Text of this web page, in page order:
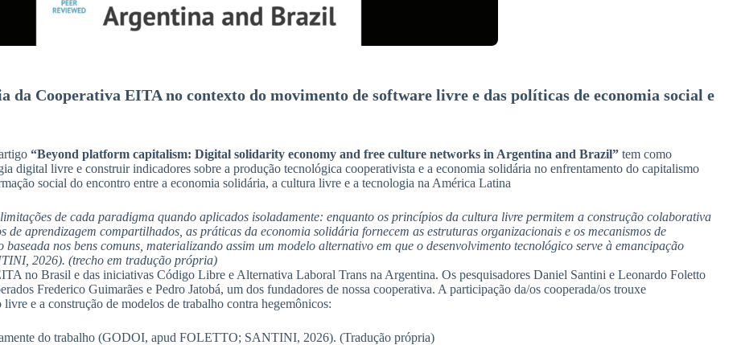
Cooperativa EITA no contexto do movimento de software livre e das políticas de economia social e
“Beyond platform capitalism: Digital solidarity economy and free culture networks in Argentina and Brazil” tem como
digital livre e construir indicadores sobre a produção tecnológica cooperativista e a economia solidária no enfrentamento do capitalismo
social do encontro entre a economia solidária, a cultura livre e a tecnologia na América Latina
de cada paradigma quando aplicados isoladamente: enquanto os princípios da cultura livre permitem a construção colaborativa
de aprendizagem compartilhados, as práticas da economia solidária fornecem as estruturas organizacionais e os mecanismos de
nos bens comuns, materializando assim um modelo alternativo em que o desenvolvimento tecnológico serve à emancipação
2026). (trecho em tradução própria)
no Brasil e das iniciativas Código Libre e Alternativa Laboral Trans na Argentina. Os pesquisadores Daniel Santini e Leonardo Foletto
Frederico Guimarães e Pedro Jatobá, um dos fundadores de nossa cooperativa. A participação da/os cooperada/os trouxe
e a construção de modelos de trabalho contra hegemônicos:
do trabalho (GODOI, apud FOLETTO; SANTINI, 2026). (Tradução própria)